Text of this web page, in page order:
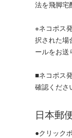
法を飛脚宅
※ネコポス
択された場
ールをお送
■ネコポス
確認くださ
日本郵
●クリック